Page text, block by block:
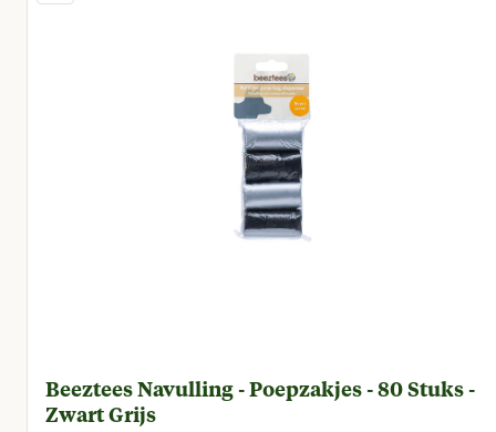
Beeztees Navulling - Poepzakjes - 80 Stuks -
Zwart Grijs